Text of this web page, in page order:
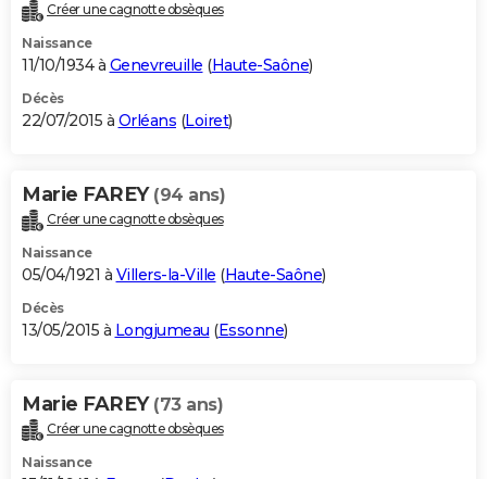
Créer une cagnotte obsèques
Naissance
11/10/1934 à Genevreuille (Haute-Saône)
Décès
22/07/2015 à Orléans (Loiret)
Marie FAREY (94 ans)
Créer une cagnotte obsèques
Naissance
05/04/1921 à Villers-la-Ville (Haute-Saône)
Décès
13/05/2015 à Longjumeau (Essonne)
Marie FAREY (73 ans)
Créer une cagnotte obsèques
Naissance